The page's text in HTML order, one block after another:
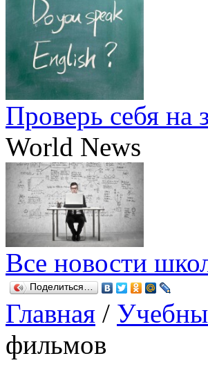
Проверь себя на
World News
Все новости
Поделиться…
Главная /
фильмов